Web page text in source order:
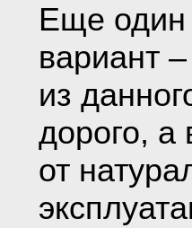
Еще один
вариант
из
дорого, а
от